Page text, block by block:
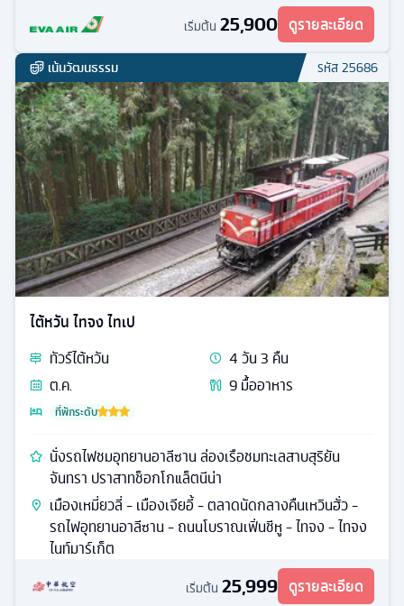
เริ่มต้น 25,900 ดูรายละเอียด
เน้นวัฒนธรรม รหัส25686
ไต้หวัน ไทจง ไทเป
ทัวร์ไต้หวัน 4วัน3 คืน
ต.ค.
9มื้ออาหาร
ที่พักระดับ
นั่งรถไฟชมอุทยานอาลีซาน ล่องเรือชมทะเลสาบสุริยัน
จันทรา ปราสาทช็อกโกแล็ตนีน่า
เมืองเหมี่ยวลี่ - เมืองเจียอี้ - ตลาดนัดกลางคืนเหวินฮั่ว -
รถไฟอุทยานอาลีซาน - ถนนโบราณเฟิ่นชีหู - ไทจง - ไทจง
ไนท์มาร์เก็ต
เริ่มต้น 25,999 ดูรายละเอียด